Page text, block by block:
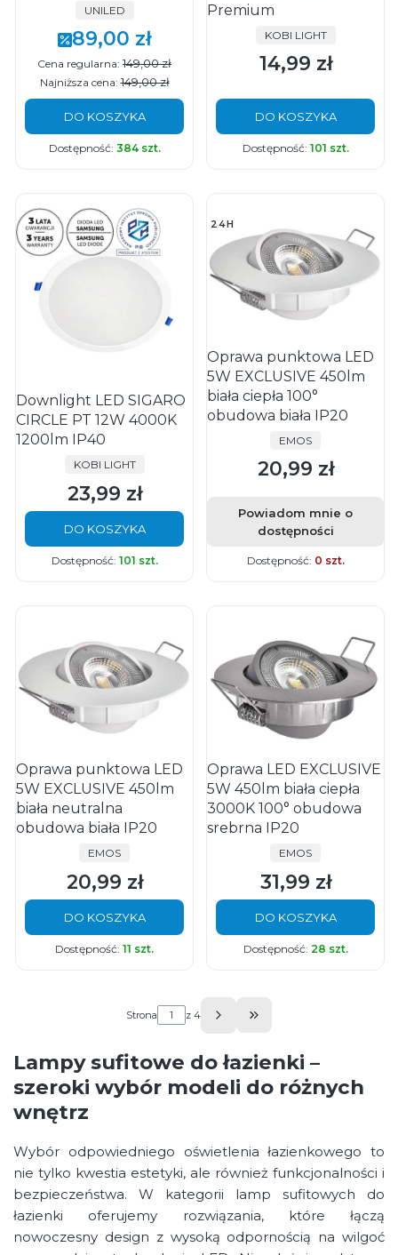
PRODUCENT
UNILED
Cena promocyjna
89,00 zł
Cena regularna: 149,00 zł
Najniższa cena: 149,00 zł
DO KOSZYKA
Dostępność: 384 szt.
Premium
PRODUCENT
KOBI LIGHT
Cena
14,99 zł
DO KOSZYKA
Dostępność: 101 szt.
Downlight LED SIGARO
CIRCLE PT 12W 4000K
1200lm IP40
PRODUCENT
KOBI LIGHT
Cena
23,99 zł
DO KOSZYKA
Dostępność: 101 szt.
24H
Oprawa punktowa LED
5W EXCLUSIVE 450lm
biała ciepła 100°
obudowa biała IP20
PRODUCENT
EMOS
Cena
20,99 zł
Powiadom mnie o
dostępności
Dostępność: 0 szt.
Oprawa punktowa LED
5W EXCLUSIVE 450lm
biała neutralna
obudowa biała IP20
PRODUCENT
EMOS
Cena
20,99 zł
DO KOSZYKA
Dostępność: 11 szt.
Oprawa LED EXCLUSIVE
5W 450lm biała ciepła
3000K 100° obudowa
srebrna IP20
PRODUCENT
EMOS
Cena
31,99 zł
DO KOSZYKA
Dostępność: 28 szt.
Strona z 4
Przejdź do ostatniej
Lampy sufitowe do łazienki –
szeroki wybór modeli do różnych
wnętrz
Wybór odpowiedniego oświetlenia łazienkowego to
nie tylko kwestia estetyki, ale również funkcjonalności i
bezpieczeństwa. W kategorii lamp sufitowych do
łazienki oferujemy rozwiązania, które łączą
nowoczesny design z wysoką odpornością na wilgoć